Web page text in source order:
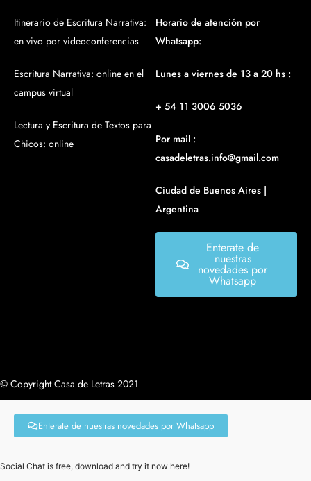
Itinerario de Escritura Narrativa:
en vivo por videoconferencias
Escritura Narrativa: online en el
campus virtual
Lectura y Escritura de Textos para
Chicos: online
Horario de atención por
Whatsapp:
Lunes a viernes de 13 a 20 hs :
+ 54 11 3006 5036
Por mail :
casadeletras.info@gmail.com
Ciudad de Buenos Aires |
Argentina
Enterate de
nuestras
novedades por
Whatsapp
© Copyright Casa de Letras 2021
Enterate de nuestras novedades por Whatsapp
Social Chat is free, download and try it now here!